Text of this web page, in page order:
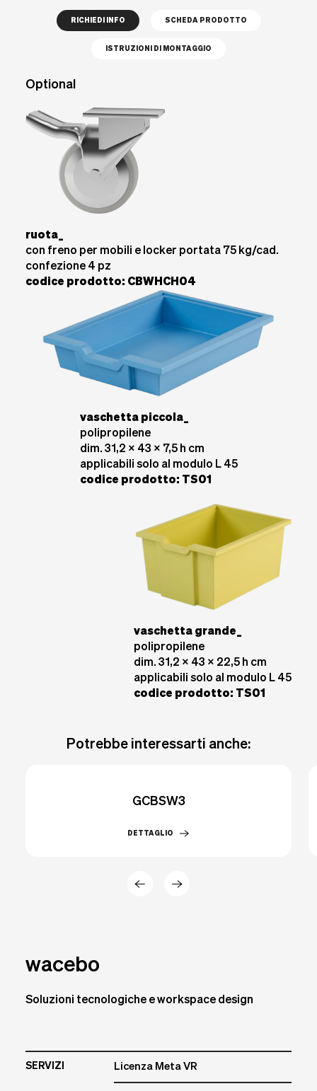
RICHIEDI INFO SCHEDA PRODOTTO
ISTRUZIONI DI MONTAGGIO
Optional
ruota_
con freno per mobili e locker portata 75 kg/cad.
confezione 4 pz
codice prodotto: CBWHCH04
vaschetta piccola_
polipropilene
dim. 31,2 x 43 x 7,5 h cm
applicabili solo al modulo L 45
codice prodotto: TS01
vaschetta grande_
polipropilene
dim. 31,2 x 43 x 22,5 h cm
applicabili solo al modulo L 45
codice prodotto: TS01
Potrebbe interessarti anche:
GCBSW3
DETTAGLIO
wacebo
Soluzioni tecnologiche e workspace design
SERVIZI Licenza Meta VR